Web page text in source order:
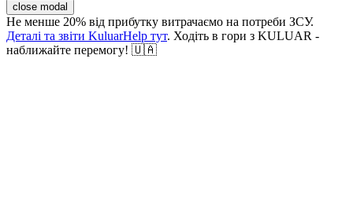
close modal
Не менше 20% від прибутку витрачаємо на потреби ЗСУ.
Деталі та звіти KuluarHelp тут. Ходіть в гори з KULUAR -
наближайте перемогу! 🇺🇦